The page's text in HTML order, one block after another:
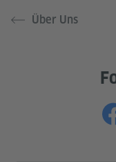
Über Uns